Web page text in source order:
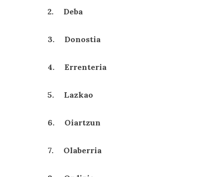
2. Deba
3. Donostia
4. Errenteria
5. Lazkao
6. Oiartzun
7. Olaberria